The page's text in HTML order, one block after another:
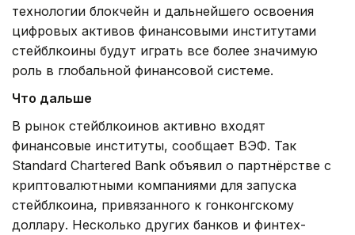
технологии блокчейн и дальнейшего освоения
цифровых активов финансовыми институтами
стейблкоины будут играть все более значимую
роль в глобальной финансовой системе.
Что дальше
В рынок стейблкоинов активно входят
финансовые институты, сообщает ВЭФ. Так
Standard Chartered Bank объявил о партнёрстве с
криптовалютными компаниями для запуска
стейблкоина, привязанного к гонконгскому
доллару. Несколько других банков и финтех-